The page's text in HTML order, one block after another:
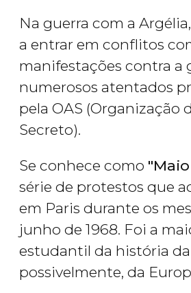
Na guerra com a
a entrar em conflitos
manifestações contra a
numerosos atentados
pela OAS (Organização
Secreto).
Se conhece como
série de protestos que
em Paris durante os
junho de 1968. Foi a
estudantil da história da
possivelmente, da